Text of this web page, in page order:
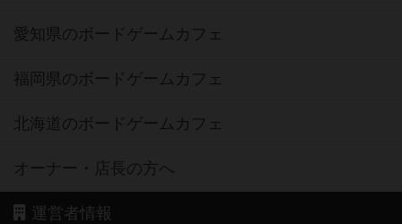
愛知県のボードゲームカフェ
福岡県のボードゲームカフェ
北海道のボードゲームカフェ
オーナー・店長の方へ
運営者情報